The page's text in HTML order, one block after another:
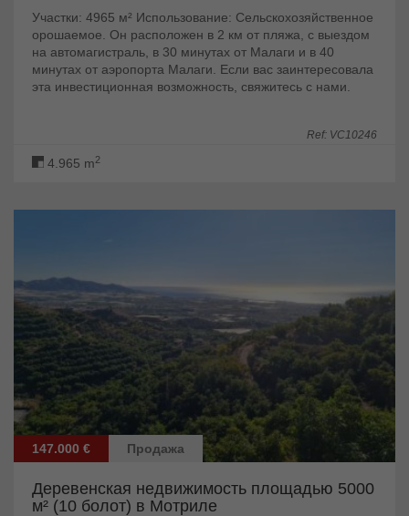
Участки: 4965 м² Использование: Сельскохозяйственное
орошаемое. Он расположен в 2 км от пляжа, с выездом
на автомагистраль, в 30 минутах от Малаги и в 40
минутах от аэропорта Малаги. Если вас заинтересовала
эта инвестиционная возможность, свяжитесь с нами.
Ref: VC10246
4.965 m2
147.000 € Продажа
Деревенская недвижимость площадью 5000
м² (10 болот) в Мотриле